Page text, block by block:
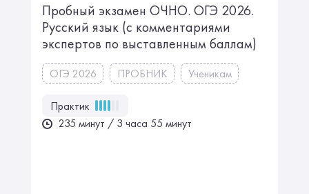
Пробный экзамен ОЧНО. ㅤㅤㅤОГЭ 2026.
Русский язык ㅤㅤㅤㅤ(с комментариями
экспертов по выставленным баллам)
ОГЭ 2026 ПРОБНИК Ученикам
Практик
235 минут / 3 часа 55 минут